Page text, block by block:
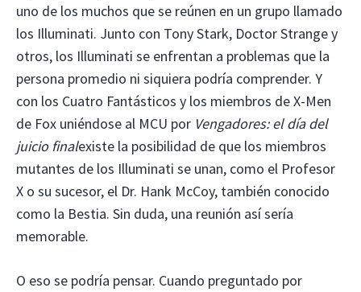
uno de los muchos que se reúnen en un grupo llamado
los Illuminati. Junto con Tony Stark, Doctor Strange y
otros, los Illuminati se enfrentan a problemas que la
persona promedio ni siquiera podría comprender. Y
con los Cuatro Fantásticos y los miembros de X-Men
de Fox uniéndose al MCU por Vengadores: el día del
juicio finalexiste la posibilidad de que los miembros
mutantes de los Illuminati se unan, como el Profesor
X o su sucesor, el Dr. Hank McCoy, también conocido
como la Bestia. Sin duda, una reunión así sería
memorable.
O eso se podría pensar. Cuando preguntado por